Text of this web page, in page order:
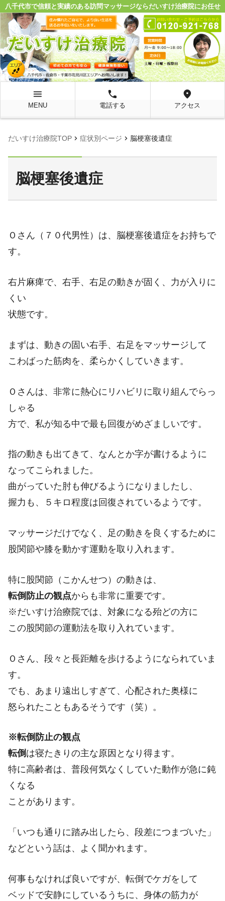
八千代市で信頼と実績のある訪問マッサージならだいすけ治療院にお任せ
menu
MENU
local_phone
電話する
location_on
アクセス
だいすけ治療院TOP chevron_right 症状別ページ chevron_right 脳梗塞後遺症
脳梗塞後遺症
Ｏさん（７０代男性）は、脳梗塞後遺症をお持ちで
す。
右片麻痺で、右手、右足の動きが固く、力が入りに
くい
状態です。
まずは、動きの固い右手、右足をマッサージして
こわばった筋肉を、柔らかくしていきます。
Ｏさんは、非常に熱心にリハビリに取り組んでらっ
しゃる
方で、私が知る中で最も回復がめざましいです。
指の動きも出てきて、なんとか字が書けるように
なってこられました。
曲がっていた肘も伸びるようになりましたし、
握力も、５キロ程度は回復されているようです。
マッサージだけでなく、足の動きを良くするために
股関節や膝を動かす運動を取り入れます。
特に股関節（こかんせつ）の動きは、
転倒防止の観点からも非常に重要です。
※だいすけ治療院では、対象になる殆どの方に
この股関節の運動法を取り入れています。
Ｏさん、段々と長距離を歩けるようになられていま
す。
でも、あまり遠出しすぎて、心配された奥様に
怒られたこともあるそうです（笑）。
※転倒防止の観点
転倒 は寝たきりの主な原因となり得ます。
特に高齢者は、普段何気なくしていた動作が急に鈍
くなる
ことがあります。
「いつも通りに踏み出したら、段差につまづいた」
などという話は、よく聞かれます。
何事もなければ良いですが、転倒でケガをして
ベッドで安静にしているうちに、身体の筋力が